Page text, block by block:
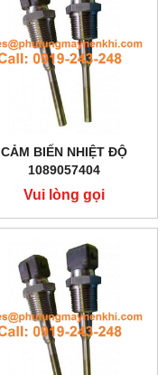
CẢM BIẾN NHIỆT ĐỘ
1089057404
Vui lòng gọi